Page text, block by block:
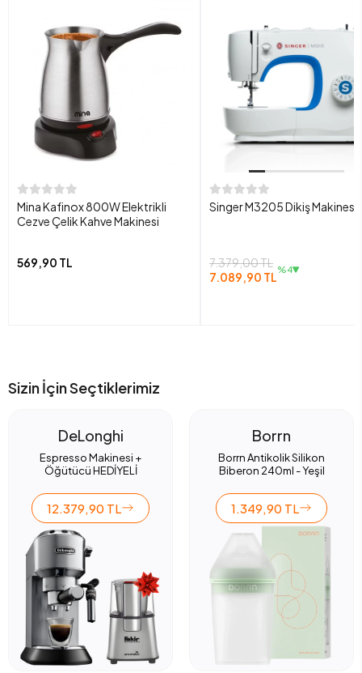
Mina Kafinox 800W Elektrikli
Cezve Çelik Kahve Makinesi
569,90 TL
Singer M3205 Dikiş Makinesi
7.379,00 TL
7.089,90 TL %4
Sizin İçin Seçtiklerimiz
DeLonghi
Espresso Makinesi +
Öğütücü HEDİYELİ
12.379,90 TL
Borrn
Borrn Antikolik Silikon
Biberon 240ml - Yeşil
1.349,90 TL